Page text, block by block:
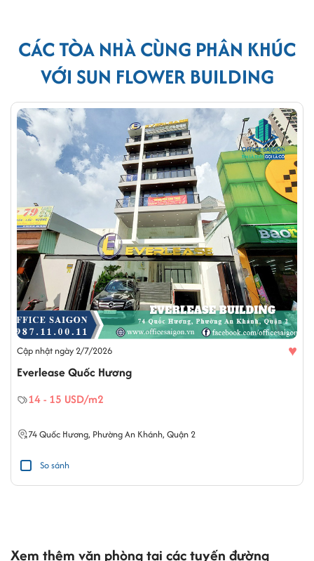
CÁC TÒA NHÀ CÙNG PHÂN KHÚC
VỚI SUN FLOWER BUILDING
Cập nhật ngày 2/7/2026 ♥
Everlease Quốc Hương
14 - 15 USD/m2
74Quốc Hương, Phường An Khánh, Quận 2
So sánh
Xem thêm văn phòng tại các tuyến đường